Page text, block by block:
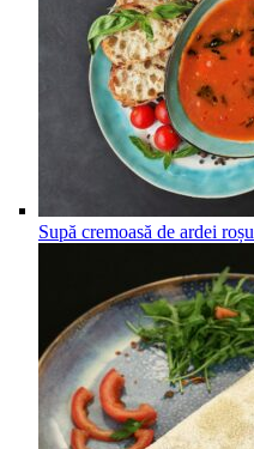
Supă cremoasă de ardei roșu